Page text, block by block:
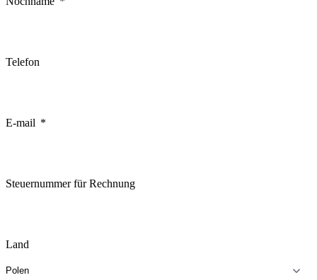
Telefon
E-mail
Steuernummer für Rechnung
Land